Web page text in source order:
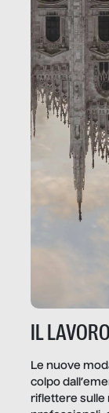
IL
Le nuove
colpo
riflettere sulle